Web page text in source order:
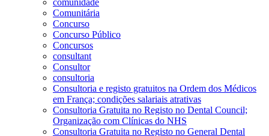
Comunitária
Concurso
Concurso Público
Concursos
consultant
Consultor
consultoria
Consultoria e registo gratuitos na Ordem dos Médicos
em França; condições salariais atrativas
Consultoria Gratuita no Registo no Dental Council;
Organização com Clínicas do NHS
Consultoria Gratuita no Registo no General Dental